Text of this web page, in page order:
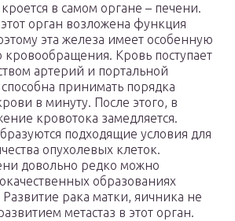
в самом органе – печени.
орган возложена функция
эта железа имеет особенную
кровообращения. Кровь поступает
артерий и портальной
принимать порядка
в минуту. После этого, в
кровотока замедляется.
подходящие условия для
опухолевых клеток.
довольно редко можно
образованиях
Развитие рака матки, яичника не
метастаз в этот орган.